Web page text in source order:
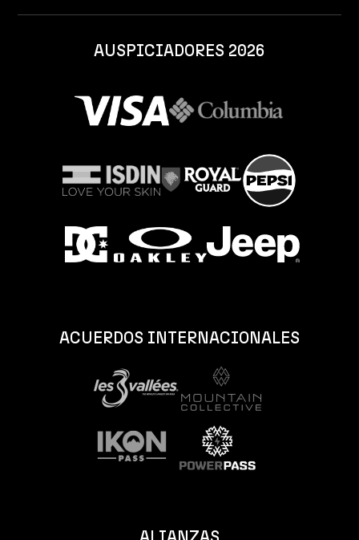
AUSPICIADORES 2026
ACUERDOS INTERNACIONALES